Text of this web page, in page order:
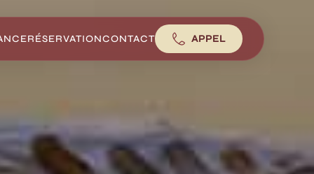
RÉSERVATIONCONTACT APPEL